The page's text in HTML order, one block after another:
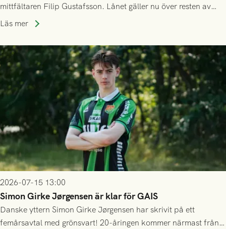
mittfältaren Filip Gustafsson. Lånet gäller nu över resten av
säsongen 2026.
Läs mer
2026-07-15 13:00
Simon Girke Jørgensen är klar för GAIS
Danske yttern Simon Girke Jørgensen har skrivit på ett
femårsavtal med grönsvart! 20-åringen kommer närmast från